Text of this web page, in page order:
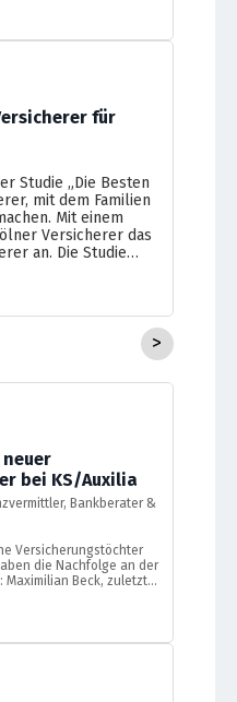
Arbeitgeber von der
sich Beschäftigte
für
Studie „Die Besten
mit dem Familien
Mit einem
Versicherer das
an. Die Studie
und die
ein Online-Access-
>
bei KS/Auxilia
Bankberater &
Versicherungstöchter
die Nachfolge an der
Beck, zuletzt
Versicherungsgruppe,
soll zum 1. Juli 2027